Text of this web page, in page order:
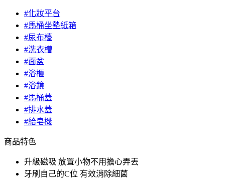
#化妝平台
#馬桶坐墊紙箱
#尿布檯
#洗衣槽
#面盆
#浴櫃
#浴鏡
#馬桶蓋
#排水蓋
#給皂機
商品特色
升級磁吸 放置小物不用擔心弄丟
牙刷自己的C位 有效消除細菌